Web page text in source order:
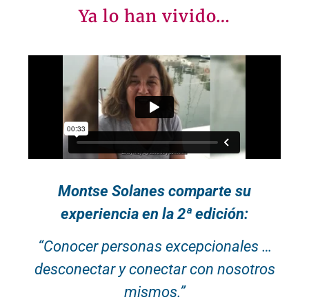
Ya lo han vivido…
Montse Solanes comparte su
experiencia en la 2ª edición:
“Conocer personas excepcionales …
desconectar y conectar con nosotros
mismos.”